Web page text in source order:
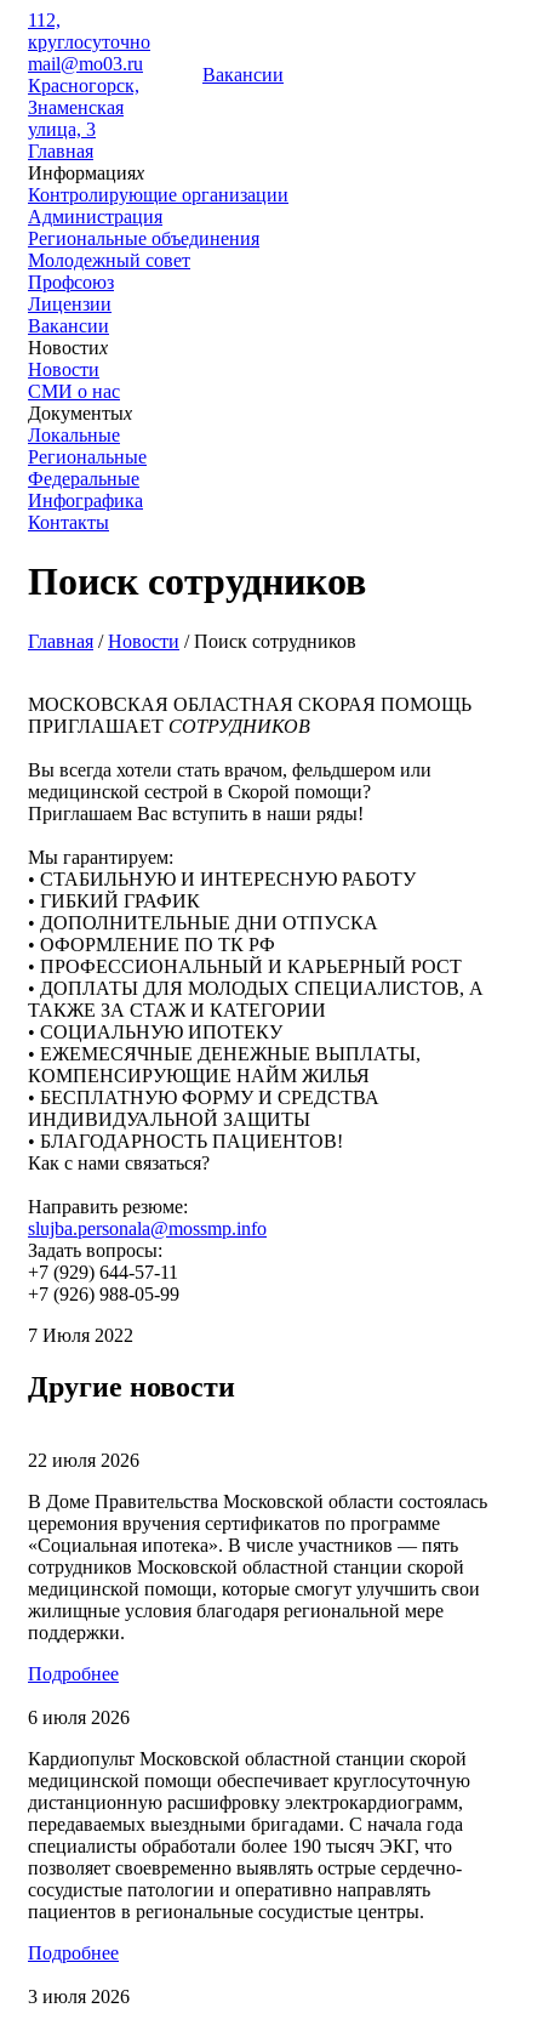
112,
круглосуточно
mail@mo03.ru
Красногорск,
Знаменская
улица, 3
Вакансии
Главная
Информацияx
Контролирующие организации
Администрация
Региональные объединения
Молодежный совет
Профсоюз
Лицензии
Вакансии
Новостиx
Новости
СМИ о нас
Документыx
Локальные
Региональные
Федеральные
Инфографика
Контакты
Поиск сотрудников
Главная /Новости / Поиск сотрудников
МОСКОВСКАЯ ОБЛАСТНАЯ СКОРАЯ ПОМОЩЬ
ПРИГЛАШАЕТ СОТРУДНИКОВ
Вы всегда хотели стать врачом, фельдшером или
медицинской сестрой в Скорой помощи?
Приглашаем Вас вступить в наши ряды!
Мы гарантируем:
• СТАБИЛЬНУЮ И ИНТЕРЕСНУЮ РАБОТУ
• ГИБКИЙ ГРАФИК
• ДОПОЛНИТЕЛЬНЫЕ ДНИ ОТПУСКА
• ОФОРМЛЕНИЕ ПО ТК РФ
• ПРОФЕССИОНАЛЬНЫЙ И КАРЬЕРНЫЙ РОСТ
• ДОПЛАТЫ ДЛЯ МОЛОДЫХ СПЕЦИАЛИСТОВ, А
ТАКЖЕ ЗА СТАЖ И КАТЕГОРИИ
• СОЦИАЛЬНУЮ ИПОТЕКУ
• ЕЖЕМЕСЯЧНЫЕ ДЕНЕЖНЫЕ ВЫПЛАТЫ,
КОМПЕНСИРУЮЩИЕ НАЙМ ЖИЛЬЯ
• БЕСПЛАТНУЮ ФОРМУ И СРЕДСТВА
ИНДИВИДУАЛЬНОЙ ЗАЩИТЫ
• БЛАГОДАРНОСТЬ ПАЦИЕНТОВ!
Как с нами связаться?
Направить резюме:
slujba.personala@mossmp.info
Задать вопросы:
+7 (929) 644-57-11
+7 (926) 988-05-99
7 Июля 2022
Другие новости
22 июля 2026
В Доме Правительства Московской области состоялась
церемония вручения сертификатов по программе
«Социальная ипотека». В числе участников — пять
сотрудников Московской областной станции скорой
медицинской помощи, которые смогут улучшить свои
жилищные условия благодаря региональной мере
поддержки.
Подробнее
6 июля 2026
Кардиопульт Московской областной станции скорой
медицинской помощи обеспечивает круглосуточную
дистанционную расшифровку электрокардиограмм,
передаваемых выездными бригадами. С начала года
специалисты обработали более 190 тысяч ЭКГ, что
позволяет своевременно выявлять острые сердечно-
сосудистые патологии и оперативно направлять
пациентов в региональные сосудистые центры.
Подробнее
3 июля 2026